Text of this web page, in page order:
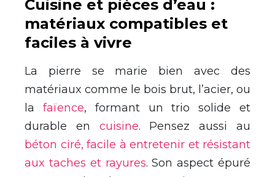
Cuisine et pièces d’eau :
matériaux compatibles et
faciles à vivre
La pierre se marie bien avec des
matériaux comme le bois brut, l’acier, ou
la faïence, formant un trio solide et
durable en cuisine. Pensez aussi au
béton ciré, facile à entretenir et résistant
aux taches et rayures. Son aspect épuré